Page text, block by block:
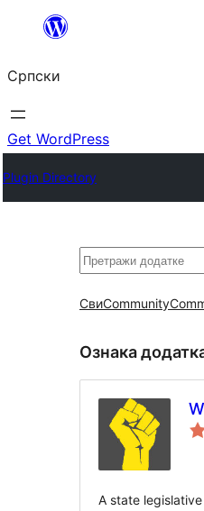
Скочи
садржај
Српски
Get WordPress
Plugin Directory
Претрага
СвиCommunity
Ознака
A state